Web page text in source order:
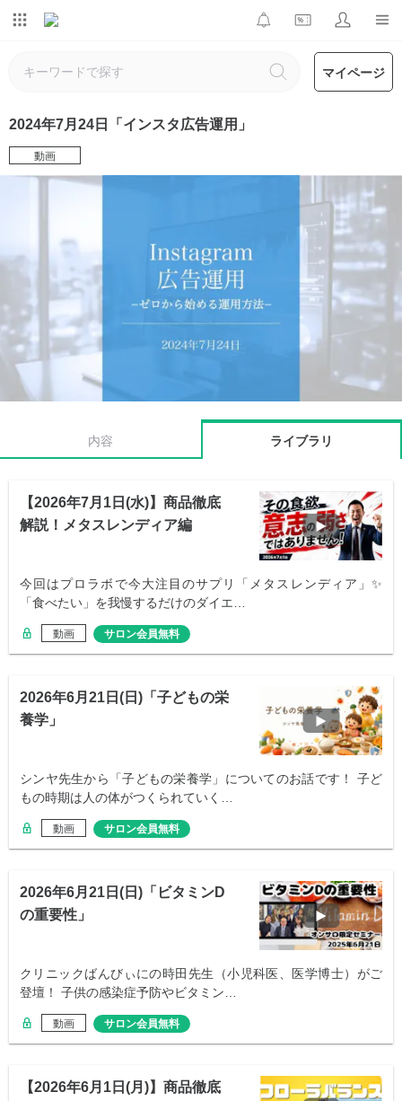
マイページ
2024年7月24日「インスタ広告運用」
動画
内容 ライブラリ
【2026年7月1日(水)】商品徹底
解説！メタスレンディア編
今回はプロラボで今大注目のサプリ「メタスレンディア」✨
「食べたい」を我慢するだけのダイエ…
動画 サロン会員無料
2026年6月21日(日)「子どもの栄
養学」
シンヤ先生から「子どもの栄養学」についてのお話です！ 子ど
もの時期は人の体がつくられていく…
動画 サロン会員無料
2026年6月21日(日)「ビタミンD
の重要性」
クリニックばんびぃにの時田先生（小児科医、医学博士）がご
登壇！ 子供の感染症予防やビタミン…
動画 サロン会員無料
【2026年6月1日(月)】商品徹底